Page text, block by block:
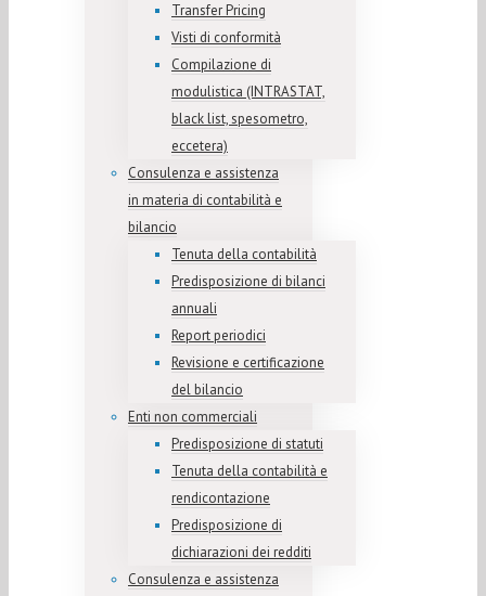
Transfer Pricing
Visti di conformità
Compilazione di
modulistica (INTRASTAT,
black list, spesometro,
eccetera)
Consulenza e assistenza
in materia di contabilità e
bilancio
Tenuta della contabilità
Predisposizione di bilanci
annuali
Report periodici
Revisione e certificazione
del bilancio
Enti non commerciali
Predisposizione di statuti
Tenuta della contabilità e
rendicontazione
Predisposizione di
dichiarazioni dei redditi
Consulenza e assistenza